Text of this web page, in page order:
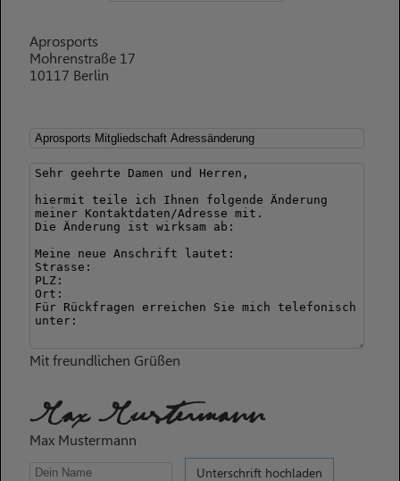
Aprosports
Mohrenstraße 17
10117 Berlin
Mit freundlichen Grüßen
Max Mustermann
Max Mustermann
Unterschrift hochladen